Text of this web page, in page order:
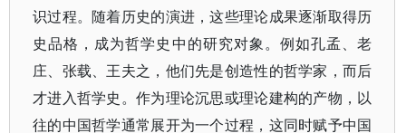
识过程。随着历史的演进，这些理论成果逐渐取得历
史品格，成为哲学史中的研究对象。例如孔孟、老
庄、张载、王夫之，他们先是创造性的哲学家，而后
才进入哲学史。作为理论沉思或理论建构的产物，以
往的中国哲学通常展开为一个过程，这同时赋予中国